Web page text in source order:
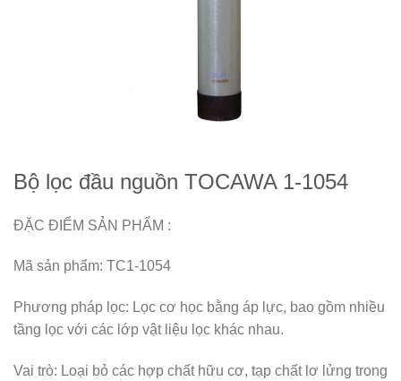
Bộ lọc đầu nguồn TOCAWA 1-1054
ĐẶC ĐIỂM SẢN PHẨM :
Mã sản phẩm: TC1-1054
Phương pháp lọc: Lọc cơ học bằng áp lực, bao gồm nhiều
tầng lọc với các lớp vật liệu lọc khác nhau.
Vai trò: Loại bỏ các hợp chất hữu cơ, tạp chất lơ lửng trong